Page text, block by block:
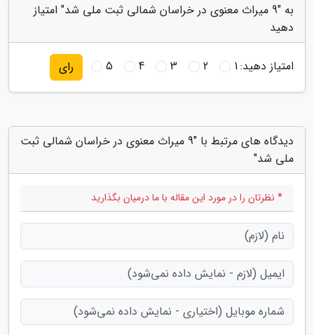
به "9 میراث معنوی در خراسان شمالی ثبت ملی شد" امتیاز
دهید
امتیاز دهید:1
2
3
4
5 رای
دیدگاه های مرتبط با "9 میراث معنوی در خراسان شمالی ثبت
ملی شد"
* نظرتان را در مورد این مقاله با ما درمیان بگذارید